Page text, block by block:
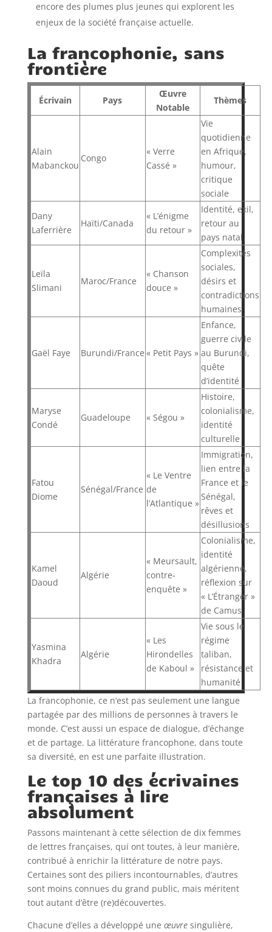
encore des plumes plus jeunes qui explorent les
enjeux de la société française actuelle.
La francophonie, sans
frontière
Écrivain Pays
Œuvre
Notable
Thèmes
Alain
Mabanckou
Congo
« Verre
Cassé »
Vie
quotidienne
en Afrique,
humour,
critique
sociale
Dany
Laferrière
Haïti/Canada
« L’énigme
du retour »
Identité, exil,
retour au
pays natal
Leïla
Slimani
Maroc/France
« Chanson
douce »
Complexités
sociales,
désirs et
contradictions
humaines
Gaël Faye Burundi/France « Petit Pays »
Enfance,
guerre civile
au Burundi,
quête
d’identité
Maryse
Condé
Guadeloupe « Ségou »
Histoire,
colonialisme,
identité
culturelle
Fatou
Diome
Sénégal/France
« Le Ventre
de
l’Atlantique »
Immigration,
lien entre la
France et le
Sénégal,
rêves et
désillusions
Kamel
Daoud
Algérie
« Meursault,
contre-
enquête »
Colonialisme,
identité
algérienne,
réflexion sur
« L’Étranger »
de Camus
Yasmina
Khadra
Algérie
« Les
Hirondelles
de Kaboul »
Vie sous le
régime
taliban,
résistance et
humanité
La francophonie, ce n’est pas seulement une langue
partagée par des millions de personnes à travers le
monde. C’est aussi un espace de dialogue, d’échange
et de partage. La littérature francophone, dans toute
sa diversité, en est une parfaite illustration.
Le top 10 des écrivaines
françaises à lire
absolument
Passons maintenant à cette sélection de dix femmes
de lettres françaises, qui ont toutes, à leur manière,
contribué à enrichir la littérature de notre pays.
Certaines sont des piliers incontournables, d’autres
sont moins connues du grand public, mais méritent
tout autant d’être (re)découvertes.
Chacune d’elles a développé une œuvresingulière,